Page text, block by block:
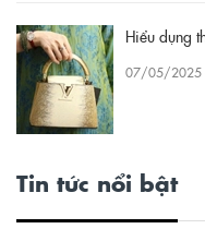
Hiểu dụng
07/05/2025
Tin tức nổi bật